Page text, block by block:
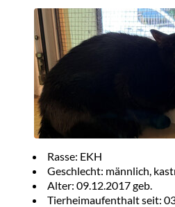
Rasse: EKH
Geschlecht: männlich,
Alter: 09.12.2017 geb.
Tierheimaufenthalt seit: